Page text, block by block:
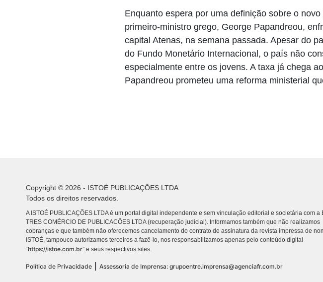
Enquanto espera por uma definição sobre o
primeiro-ministro grego, George Papandreou,
capital Atenas, na semana passada. Apesar do
do Fundo Monetário Internacional, o país não
especialmente entre os jovens. A taxa já chega
Papandreou prometeu uma reforma ministerial
Copyright © 2026 - ISTOÉ PUBLICAÇÕES LTDA
Todos os direitos reservados.
A ISTOÉ PUBLICAÇÕES LTDA é um portal digital independente e sem vinculação editorial e societária com a
TRES COMÉRCIO DE PUBLICACÕES LTDA (recuperação judicial). Informamos também que não realizamos
cobranças e que também não oferecemos cancelamento do contrato de assinatura da revista impressa de
ISTOÉ, tampouco autorizamos terceiros a fazê-lo, nos responsabilizamos apenas pelo conteúdo digital
“https://istoe.com.br” e seus respectivos sites.
Política de Privacidade Assessoria de Imprensa: grupoentre.imprensa@agenciafr.com.br